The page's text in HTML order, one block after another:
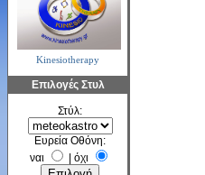
Kinesiotherapy
Επιλογές Στυλ
Στύλ:
Ευρεία Οθόνη:
ναι
όχι